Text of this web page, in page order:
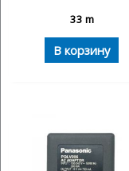
33 m
В корзину